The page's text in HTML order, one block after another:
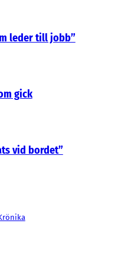
leder till jobb”
gick
vid bordet”